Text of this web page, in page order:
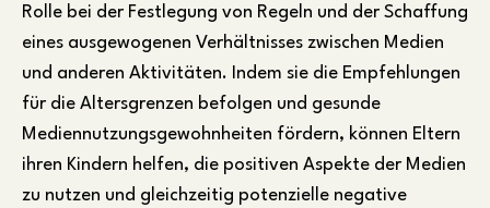
Rolle bei der Festlegung von Regeln und der Schaffung
eines ausgewogenen Verhältnisses zwischen Medien
und anderen Aktivitäten. Indem sie die Empfehlungen
für die Altersgrenzen befolgen und gesunde
Mediennutzungsgewohnheiten fördern, können Eltern
ihren Kindern helfen, die positiven Aspekte der Medien
zu nutzen und gleichzeitig potenzielle negative